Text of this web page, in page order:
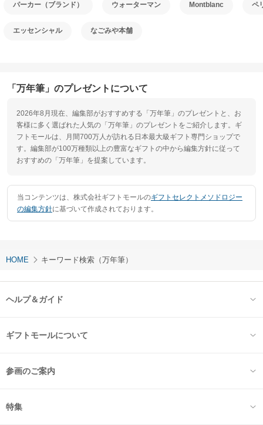
パーカー（ブランド） ウォーターマン Montblanc ペ
エッセンシャル なごみや本舗
「万年筆」のプレゼントについて
2026年8月現在、編集部がおすすめする「万年筆」のプレゼントと、お
客様に多く選ばれた人気の「万年筆」のプレゼントをご紹介します。ギ
フトモールは、月間700万人が訪れる日本最大級ギフト専門ショップで
す。編集部が100万種類以上の豊富なギフトの中から編集方針に従って
おすすめの「万年筆」を提案しています。
当コンテンツは、株式会社ギフトモールのギフトセレクトメソドロジー
の編集方針に基づいて作成されております。
HOME キーワード検索（万年筆）
ヘルプ＆ガイド
ギフトモールについて
参画のご案内
特集